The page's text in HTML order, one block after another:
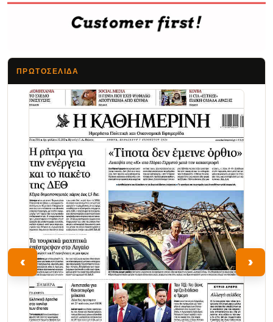
ΠΡΩΤΟΣΈΛΙΔΑ
‹ ›